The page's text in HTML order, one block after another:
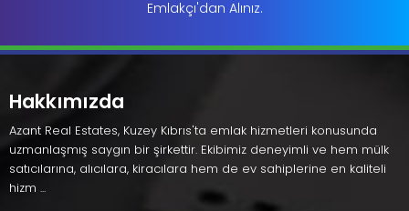
Emlakçı'dan Alınız.
Hakkımızda
Azant Real Estates, Kuzey Kıbrıs'ta emlak hizmetleri konusunda
uzmanlaşmış saygın bir şirkettir. Ekibimiz deneyimli ve hem mülk
satıcılarına, alıcılara, kiracılara hem de ev sahiplerine en kaliteli
hizm ...